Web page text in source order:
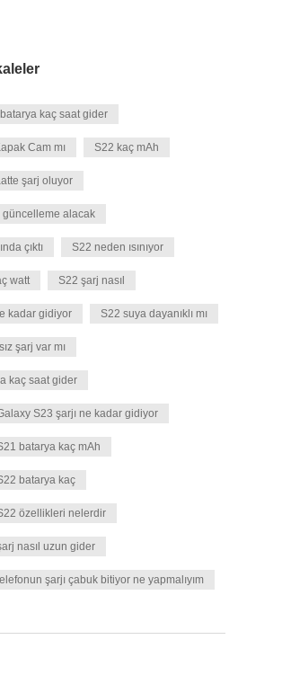
kaç saat gider
Cam mı S22 kaç mAh
şarj oluyor
güncelleme alacak
çıktı S22 neden ısınıyor
watt S22 şarj nasıl
kadar gidiyor S22 suya dayanıklı mı
şarj var mı
kaç saat gider
S23 şarjı ne kadar gidiyor
batarya kaç mAh
batarya kaç
özellikleri nelerdir
nasıl uzun gider
şarjı çabuk bitiyor ne yapmalıyım